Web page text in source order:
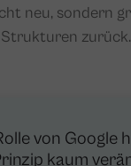
neu, sondern
zurück.
von Google
kaum